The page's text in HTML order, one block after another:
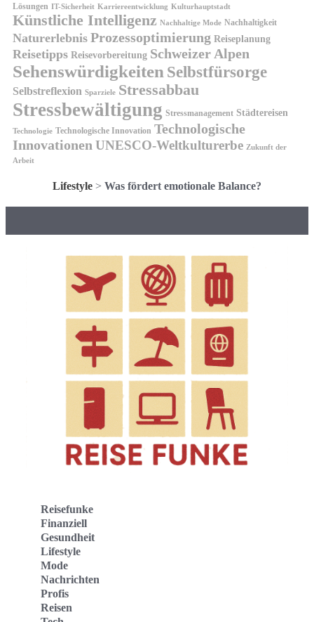
Lösungen IT-Sicherheit Karriereentwicklung Kulturhauptstadt
Künstliche Intelligenz Nachhaltige Mode Nachhaltigkeit
Naturerlebnis Prozessoptimierung Reiseplanung
Reisetipps Reisevorbereitung Schweizer Alpen
Sehenswürdigkeiten Selbstfürsorge
Selbstreflexion Sparziele Stressabbau
Stressbewältigung Stressmanagement Städtereisen
Technologie Technologische Innovation Technologische
Innovationen UNESCO-Weltkulturerbe Zukunft der
Arbeit
Lifestyle > Was fördert emotionale Balance?
Reisefunke
Finanziell
Gesundheit
Lifestyle
Mode
Nachrichten
Profis
Reisen